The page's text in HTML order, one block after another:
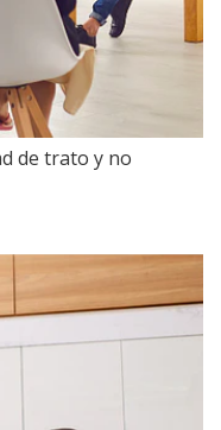
de trato y no